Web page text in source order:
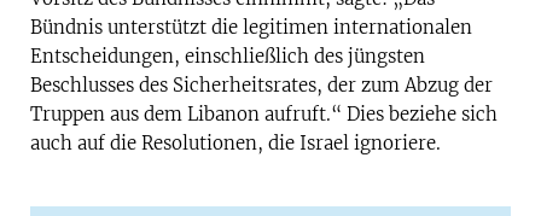
Bündnis unterstützt die legitimen internationalen
Entscheidungen, einschließlich des jüngsten
Beschlusses des Sicherheitsrates, der zum Abzug der
Truppen aus dem Libanon aufruft.“ Dies beziehe sich
auch auf die Resolutionen, die Israel ignoriere.